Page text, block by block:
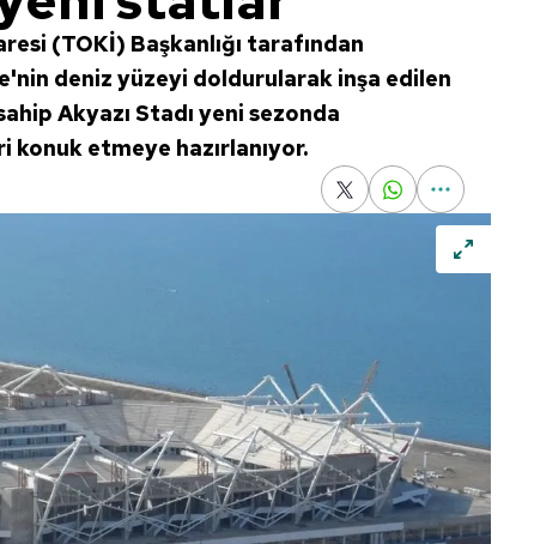
(TOKİ) Başkanlığı tarafından
deniz yüzeyi doldurularak inşa edilen
Akyazı Stadı yeni sezonda
etmeye hazırlanıyor.